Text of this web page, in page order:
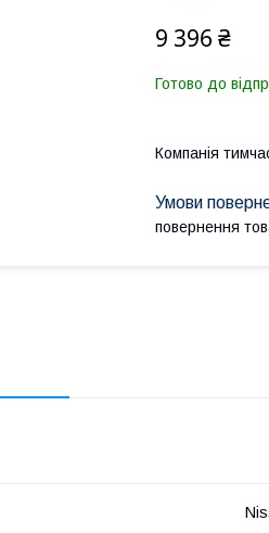
9 396 ₴
Готово до
Компанія
повернення